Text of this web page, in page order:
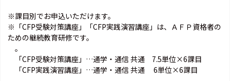
※課目別でお申込いただけます。
※「CFP受験対策講座」「CFP実践演習講座」は、ＡＦＰ資格者の
ための継続教育研修です。
。
「CFP受験対策講座」…通学・通信 共通 7.5単位×6課目
「CFP実践演習講座」…通学・通信 共通 6単位×6課目